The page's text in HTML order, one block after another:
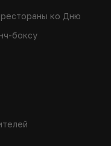
ко Дню
боксу